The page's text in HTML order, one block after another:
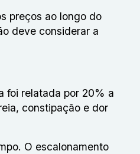
preços ao longo do
deve considerar a
foi relatada por 20% a
constipação e dor
O escalonamento